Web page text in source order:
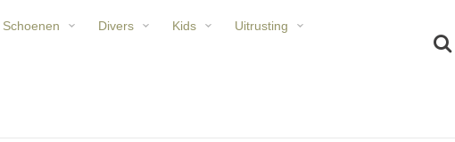
Schoenen Divers Kids Uitrusting